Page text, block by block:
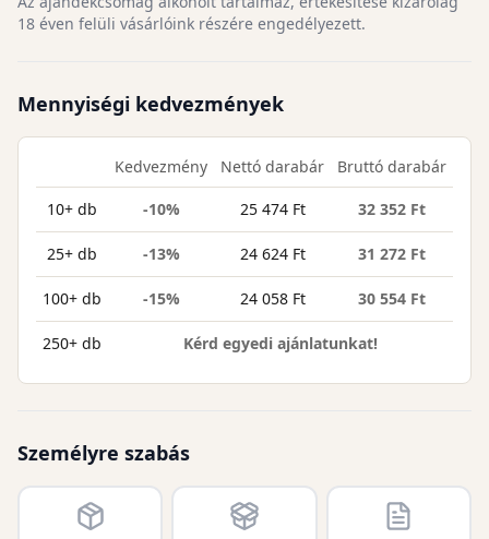
18 éven felüli vásárlóink részére engedélyezett.
Mennyiségi kedvezmények
Kedvezmény Nettó darabár Bruttó darabár
10+ db -10% 25 474 Ft 32 352 Ft
25+ db -13% 24 624 Ft 31 272 Ft
100+ db -15% 24 058 Ft 30 554 Ft
250+ db Kérd egyedi ajánlatunkat!
Személyre szabás